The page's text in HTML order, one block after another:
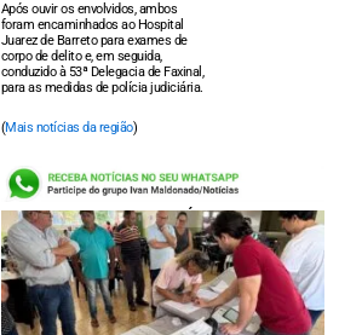
Após ouvir os envolvidos, ambos
foram encaminhados ao Hospital
Juarez de Barreto para exames de
corpo de delito e, em seguida,
conduzido à 53ª Delegacia de Faxinal,
para as medidas de polícia judiciária.
(Mais notícias da região)
LEIA TAMBÉM: